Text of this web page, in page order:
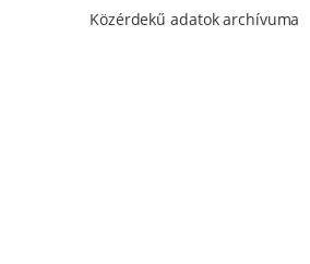
Közérdekű adatok archívuma